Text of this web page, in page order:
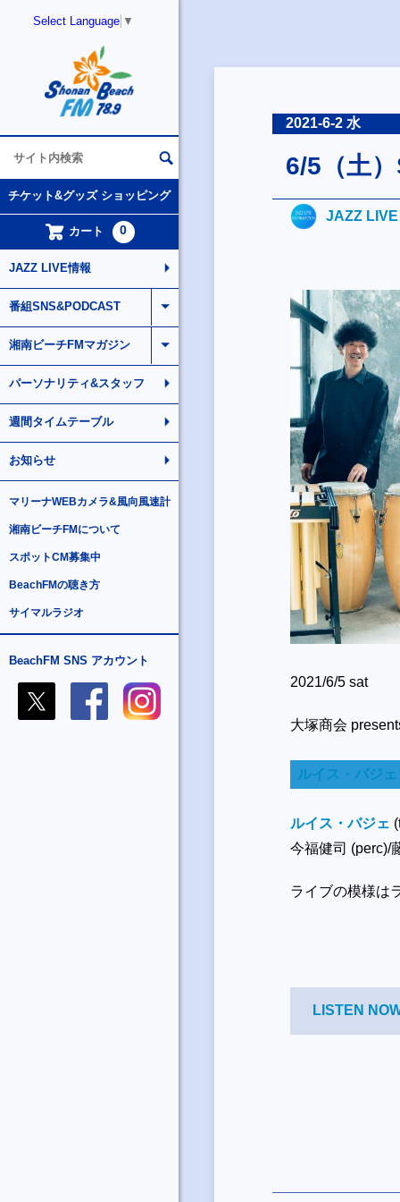
Select Language ▼
チケット&グッズ ショッピング
カート 0
JAZZ LIVE情報
番組SNS&PODCAST
湘南ビーチFMマガジン
パーソナリティ&スタッフ
週間タイムテーブル
お知らせ
マリーナWEBカメラ&風向風速計
湘南ビーチFMについて
スポットCM募集中
BeachFMの聴き方
サイマルラジオ
BeachFM SNS アカウント
2021-6-2 水
6/5（土
JAZZ LIVE
2021/6/5 sat
大塚商会
ルイス・バジ
ルイス・バジェ
今福健司 (perc)/
ライブの模様は
LISTEN